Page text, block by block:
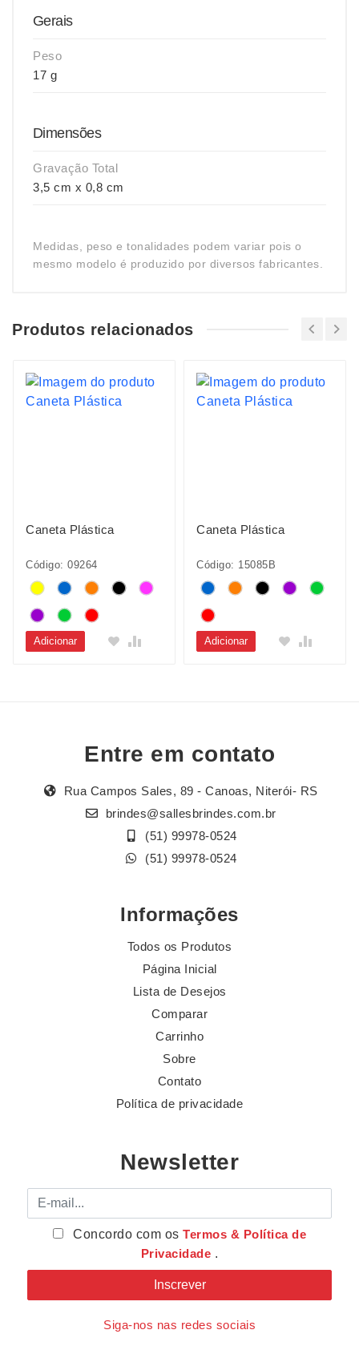
Gerais
Peso
17 g
Dimensões
Gravação Total
3,5 cm x 0,8 cm
Medidas, peso e tonalidades podem variar pois o
mesmo modelo é produzido por diversos fabricantes.
Produtos relacionados
Caneta Plástica
Código: 09264
Adicionar
Caneta Plástica
Código: 15085B
Adicionar
Entre em contato
Rua Campos Sales, 89 - Canoas, Niterói- RS
brindes@sallesbrindes.com.br
(51) 99978-0524
(51) 99978-0524
Informações
Todos os Produtos
Página Inicial
Lista de Desejos
Comparar
Carrinho
Sobre
Contato
Política de privacidade
Newsletter
E-mail
Concordo com osTermos & Política de
Privacidade .
Siga-nos nas redes sociais